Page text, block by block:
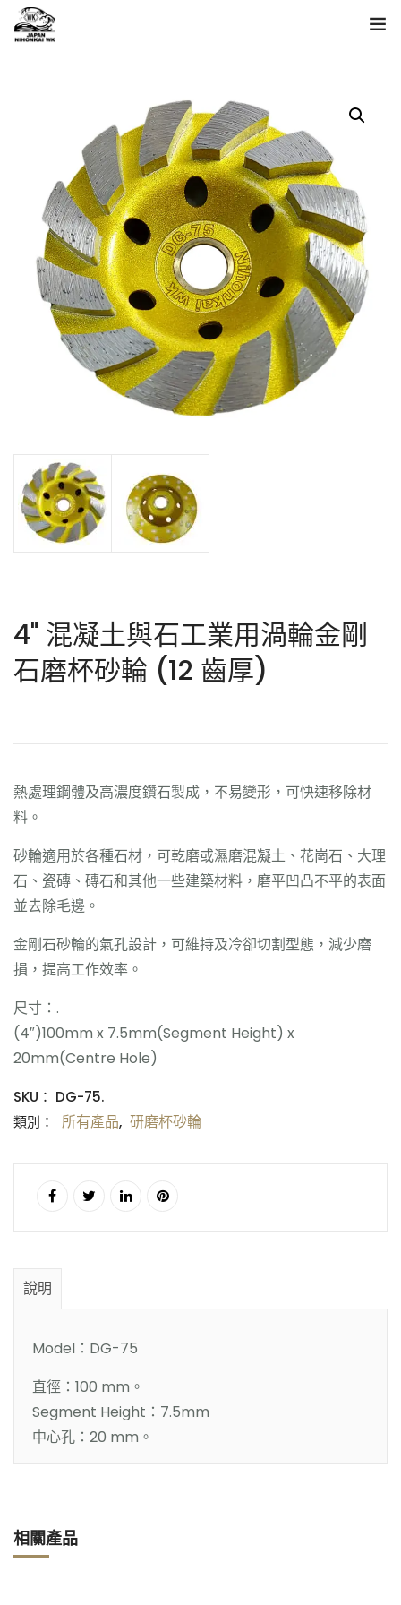
關於日本海
查詢
語言
4" 混凝土與石工業用渦輪金剛
石磨杯砂輪 (12 齒厚)
熱處理鋼體及高濃度鑽石製成，不易變形，可快速移除材
料。
砂輪適用於各種石材，可乾磨或濕磨混凝土、花崗石、大理
石、瓷磚、磚石和其他一些建築材料，磨平凹凸不平的表面
並去除毛邊。
金剛石砂輪的氣孔設計，可維持及冷卻切割型態，減少磨
損，提高工作效率。
尺寸：.
(4″)100mm x 7.5mm(Segment Height) x
20mm(Centre Hole)
SKU： DG-75.
類別：
所有產品, 研磨杯砂輪
說明
Model：DG-75
直徑：100 mm。
Segment Height：7.5mm
中心孔：20 mm。
相關產品